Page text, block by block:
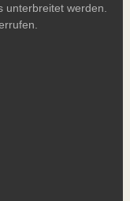
unterbreitet werden.